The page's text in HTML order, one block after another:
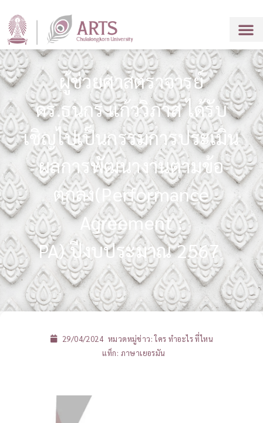
ผู้ช่วยศาสตราจารย์
ดร.ธนกร แก้ววิภาส ได้รับ
เชิญไปเป็นกรรมการประเมิน
ผลการพัฒนางานตามข้อ
ตกลง(Performance
Agreement :
PA) ปีงบประมาณ 2567
29/04/2024 หมวดหมู่ข่าว:ใคร ทำอะไร ที่ไหน
แท็ก: ภาษาเยอรมัน